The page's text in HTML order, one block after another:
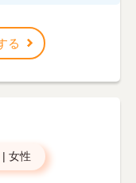
る
| 女性